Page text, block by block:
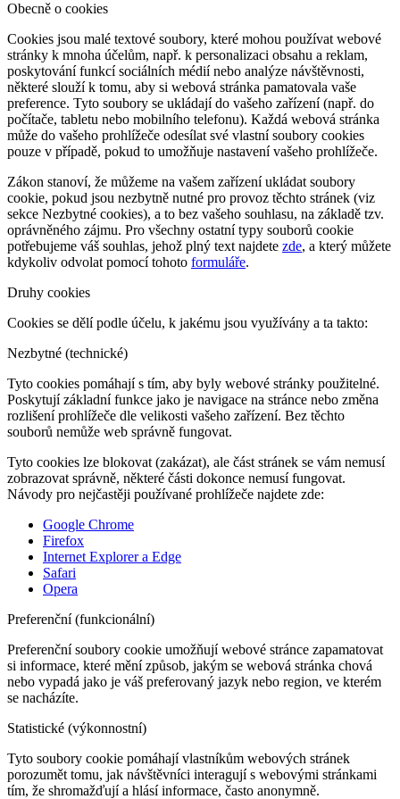
Obecně o cookies
Cookies jsou malé textové soubory, které mohou používat webové
stránky k mnoha účelům, např. k personalizaci obsahu a reklam,
poskytování funkcí sociálních médií nebo analýze návštěvnosti,
některé slouží k tomu, aby si webová stránka pamatovala vaše
preference. Tyto soubory se ukládají do vašeho zařízení (např. do
počítače, tabletu nebo mobilního telefonu). Každá webová stránka
může do vašeho prohlížeče odesílat své vlastní soubory cookies
pouze v případě, pokud to umožňuje nastavení vašeho prohlížeče.
Zákon stanoví, že můžeme na vašem zařízení ukládat soubory
cookie, pokud jsou nezbytně nutné pro provoz těchto stránek (viz
sekce Nezbytné cookies), a to bez vašeho souhlasu, na základě tzv.
oprávněného zájmu. Pro všechny ostatní typy souborů cookie
potřebujeme váš souhlas, jehož plný text najdete zde, a který můžete
kdykoliv odvolat pomocí tohoto formuláře.
Druhy cookies
Cookies se dělí podle účelu, k jakému jsou využívány a ta takto:
Nezbytné (technické)
Tyto cookies pomáhají s tím, aby byly webové stránky použitelné.
Poskytují základní funkce jako je navigace na stránce nebo změna
rozlišení prohlížeče dle velikosti vašeho zařízení. Bez těchto
souborů nemůže web správně fungovat.
Tyto cookies lze blokovat (zakázat), ale část stránek se vám nemusí
zobrazovat správně, některé části dokonce nemusí fungovat.
Návody pro nejčastěji používané prohlížeče najdete zde:
Google Chrome
Firefox
Internet Explorer a Edge
Safari
Opera
Preferenční (funkcionální)
Preferenční soubory cookie umožňují webové stránce zapamatovat
si informace, které mění způsob, jakým se webová stránka chová
nebo vypadá jako je váš preferovaný jazyk nebo region, ve kterém
se nacházíte.
Statistické (výkonnostní)
Tyto soubory cookie pomáhají vlastníkům webových stránek
porozumět tomu, jak návštěvníci interagují s webovými stránkami
tím, že shromažďují a hlásí informace, často anonymně.